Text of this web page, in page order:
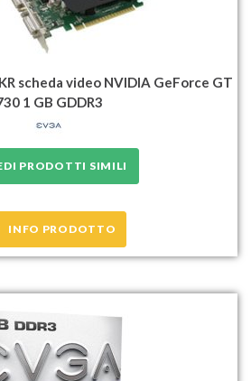
scheda video NVIDIA GeForce GT
1 GB GDDR3
PRODOTTI SIMILI
INFO PRODOTTO